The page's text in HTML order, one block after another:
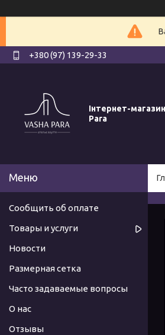
+380 (97) 139-29-33
Інтернет-
Para
Сообщить об оплате
Товары и услуги
Новости
Размерная сетка
Часто задаваемые вопросы
О нас
Отзывы